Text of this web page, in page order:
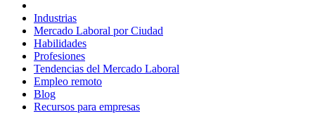
Industrias
Mercado Laboral por Ciudad
Habilidades
Profesiones
Tendencias del Mercado Laboral
Empleo remoto
Blog
Recursos para empresas